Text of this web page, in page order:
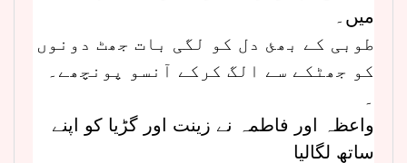
میں۔
طوبی کے بھئ دل کو لگی بات جھٹ دونوں
کو جھٹکے سے الگ کرکے آنسو پونچھے۔
۔
واعظہ اور فاطمہ نے زینت اور گڑیا کو اپنے
ساتھ لگالیا